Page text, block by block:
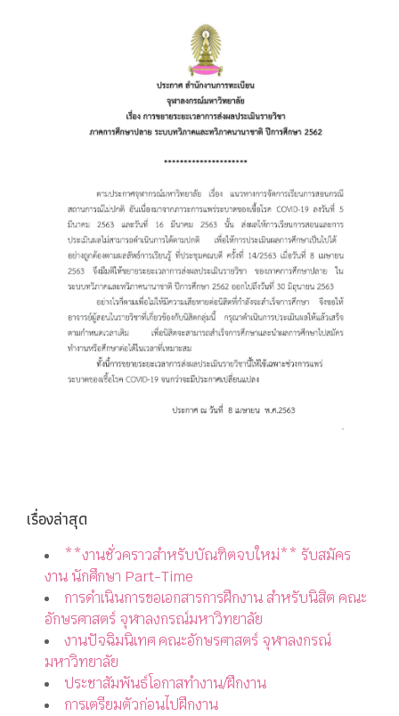
เรื่องล่าสุด
**งานชั่วคราวสำหรับบัณฑิตจบใหม่** รับสมัคร
งาน นักศึกษา Part-Time
การดำเนินการขอเอกสารการฝึกงาน สำหรับนิสิต คณะ
อักษรศาสตร์ จุฬาลงกรณ์มหาวิทยาลัย
งานปัจฉิมนิเทศ คณะอักษรศาสตร์ จุฬาลงกรณ์
มหาวิทยาลัย
ประชาสัมพันธ์โอกาสทำงาน/ฝึกงาน
การเตรียมตัวก่อนไปฝึกงาน